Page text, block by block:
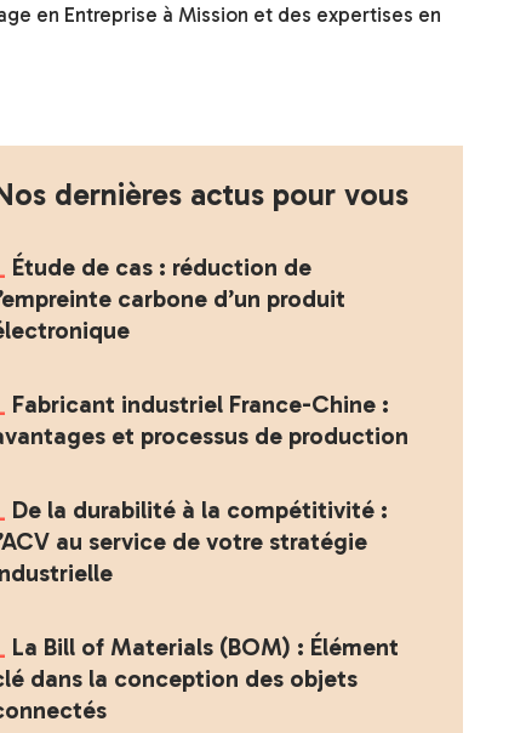
en Entreprise à Mission et des expertises en
dernières actus pour vous
Étude de cas : réduction de
carbone d’un produit
Fabricant industriel France-Chine :
et processus de production
De la durabilité à la compétitivité :
au service de votre stratégie
La Bill of Materials (BOM) : Élément
dans la conception des objets